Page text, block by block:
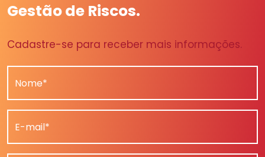
Gestão de Riscos.
Cadastre-se para receber mais informações.
Nome*
E-mail*